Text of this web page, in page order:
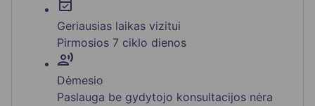
event_available
Geriausias laikas vizitui
Pirmosios 7 ciklo dienos
record_voice_over
Dėmesio
Paslauga be gydytojo konsultacijos nėra